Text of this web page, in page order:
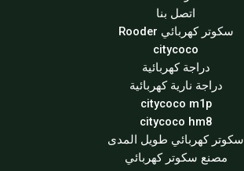
اتصل بنا
سكوتر كهربائي Rooder
citycoco
دراجة كهربائية
دراجة نارية كهربائية
citycoco m1p
citycoco hm8
سكوتر كهربائي طويل المدى
مصنع سكوتر كهربائي